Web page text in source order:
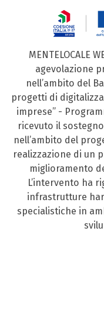
MENTELOCALE
agevolazione
nell’ambito del
progetti di
imprese” -
ricevuto il
nell’ambito del
realizzazione di un
miglioramento
L’intervento ha
infrastrutture
specialistiche in